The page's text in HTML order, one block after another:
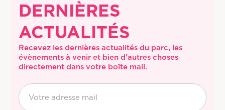
DERNIÈRES
ACTUALITÉS
Recevez les dernières actualités du parc, les
évènements à venir et bien d'autres choses
directement dans votre boîte mail.